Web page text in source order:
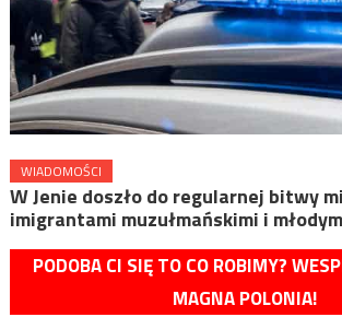
WIADOMOŚCI
W Jenie doszło do regularnej bitwy
imigrantami muzułmańskimi i
PODOBA CI SIĘ TO CO ROBIMY?
MAGNA POLONIA!